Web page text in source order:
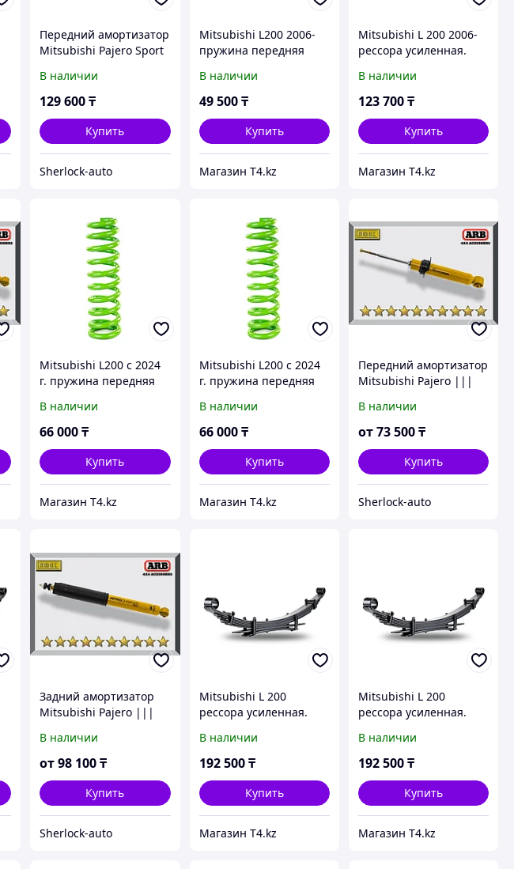
Передний амортизатор
Mitsubishi Pajero Sport
2"
В наличии
129 600₸
Купить
Sherlock-auto
Mitsubishi L200 2006-
пружина передняя
Доп нагрузка 50 кг -
DOBINSONS
В наличии
49 500 ₸
Купить
Магазин T4.kz
Mitsubishi L 200 2006-
рессора усиленная.
нагрузка 200 кг -
DOBINSONS
В наличии
123 700₸
Купить
Магазин T4.kz
Mitsubishi L200 с 2024
г. пружина передняя
Доп нагрузка до 80 кг -
IRONMAN 4X4
В наличии
66 000₸
Купить
Магазин T4.kz
Mitsubishi L200 с 2024
г. пружина передняя
Доп нагрузка от 80 кг
до 120 кг - IRONMAN
В наличии
66 000 ₸
Купить
Магазин T4.kz
Передний амортизатор
Mitsubishi Pajero |||
масляный 2"
В наличии
от73 500₸
Купить
Sherlock-auto
Задний амортизатор
Mitsubishi Pajero |||
масляный 2"
В наличии
от98 100₸
Купить
Sherlock-auto
Mitsubishi L 200
рессора усиленная.
нагрузка от 600 кг -
IRONMAN 4X4
В наличии
192 500 ₸
Купить
Магазин T4.kz
Mitsubishi L 200
рессора усиленная.
нагрузка 300-600 кг -
IRONMAN 4X4
В наличии
192 500₸
Купить
Магазин T4.kz